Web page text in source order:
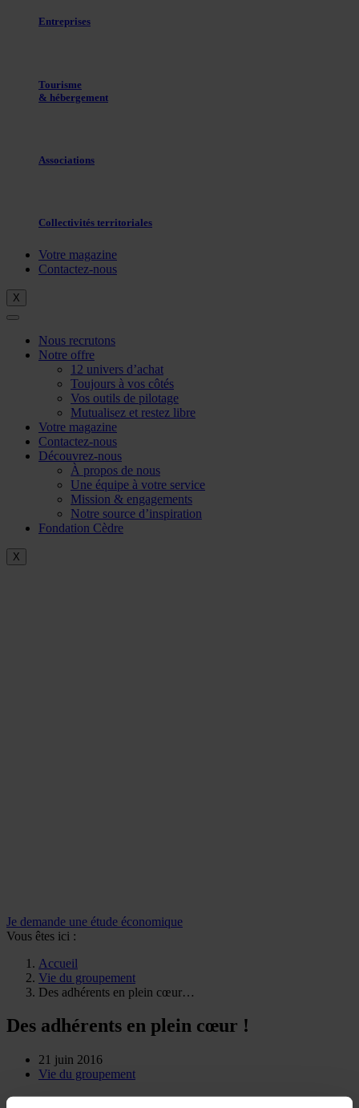
Entreprises
Tourisme
& hébergement
Associations
Collectivités territoriales
Votre magazine
Contactez-nous
X
Nous recrutons
Notre offre
12 univers d’achat
Toujours à vos côtés
Vos outils de pilotage
Mutualisez et restez libre
Votre magazine
Contactez-nous
Découvrez-nous
À propos de nous
Une équipe à votre service
Mission & engagements
Notre source d’inspiration
Fondation Cèdre
X
Je demande une étude économique
Vous êtes ici :
Accueil
Vie du groupement
Des adhérents en plein cœur…
Des adhérents en plein cœur !
21 juin 2016
Vie du groupement